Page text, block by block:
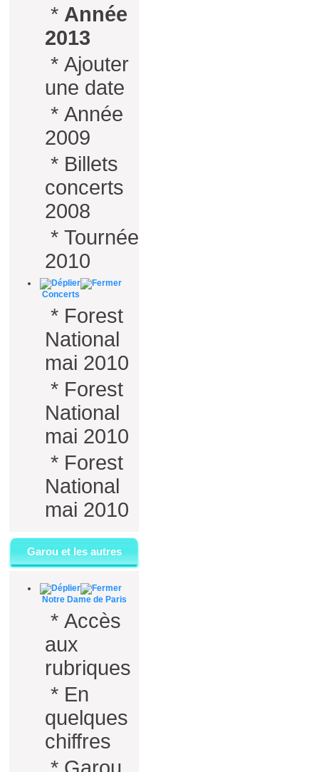
* Année
2013
* Ajouter
une date
* Année
2009
* Billets
concerts
2008
* Tournée
2010
Concerts
* Forest
National
mai 2010
* Forest
National
mai 2010
* Forest
National
mai 2010
Garou et les autres
Notre Dame de Paris
* Accès
aux
rubriques
* En
quelques
chiffres